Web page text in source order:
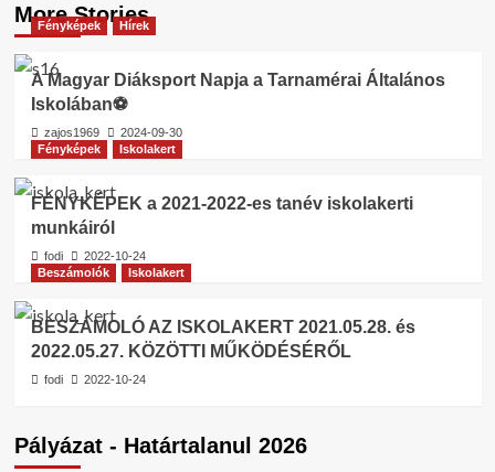
More Stories
Fényképek Hírek
A Magyar Diáksport Napja a Tarnamérai Általános
Iskolában⚽️
zajos1969
2024-09-30
Fényképek
Iskolakert
FÉNYKÉPEK a 2021-2022-es tanév iskolakerti
munkáiról
fodi
2022-10-24
Beszámolók
Iskolakert
BESZÁMOLÓ AZ ISKOLAKERT 2021.05.28. és
2022.05.27. KÖZÖTTI MŰKÖDÉSÉRŐL
fodi 2022-10-24
Pályázat - Határtalanul 2026